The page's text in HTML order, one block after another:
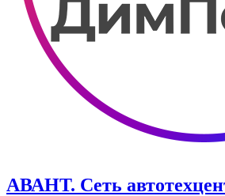
АВАНТ. ​Сеть